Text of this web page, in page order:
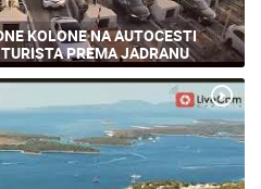
KOLONE NA AUTOCESTI
PREMA JADRANU